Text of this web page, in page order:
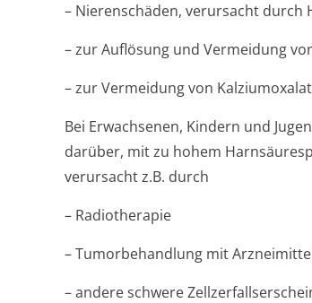
– Nierenschäden, verursacht durch
– zur Auflösung und Vermeidung
– zur Vermeidung von
Bei Erwachsenen, Kindern und
darüber, mit zu hohem
verursacht z.B. durch
– Radiotherapie
– Tumorbehandlung mit
– andere schwere